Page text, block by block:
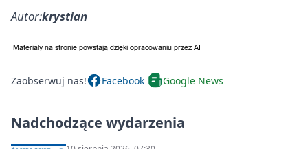
Autor:krystian
Zaobserwuj nas! Facebook Google News
Nadchodzące wydarzenia